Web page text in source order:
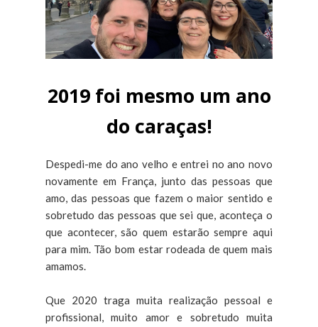
2019 foi mesmo um ano
do caraças!
Despedi-me do ano velho e entrei no ano novo
novamente em França, junto das pessoas que
amo, das pessoas que fazem o maior sentido e
sobretudo das pessoas que sei que, aconteça o
que acontecer, são quem estarão sempre aqui
para mim. Tão bom estar rodeada de quem mais
amamos.
Que 2020 traga muita realização pessoal e
profissional, muito amor e sobretudo muita